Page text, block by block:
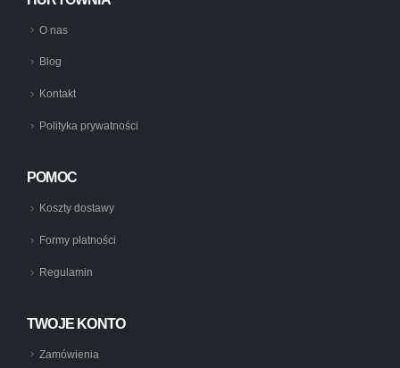
O nas
Blog
Kontakt
Polityka prywatności
POMOC
Koszty dostawy
Formy płatności
Regulamin
TWOJE KONTO
Zamówienia